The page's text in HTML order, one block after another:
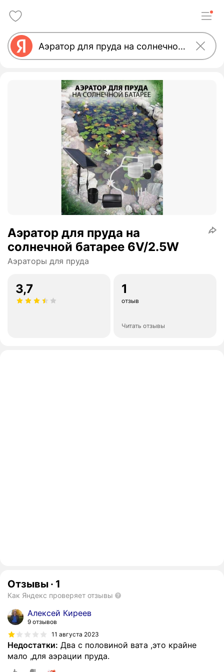
Аэратор для пруда на
солнечной батарее 6V/2.5W
Аэраторы для пруда
3,7 1
отзыв
Читать отзывы
Отзывы · 1
Как Яндекс проверяет отзывы
Алексей Киреев
9 отзывов
11 августа 2023
Недостатки: Два с половиной вата ,это крайне
мало ,для аэрации пруда.